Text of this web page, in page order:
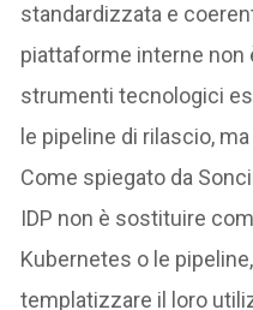
standardizzata e
piattaforme interne non
strumenti tecnologici
le pipeline di rilascio,
Come spiegato da
IDP non è sostituire
Kubernetes o le
templatizzare il loro